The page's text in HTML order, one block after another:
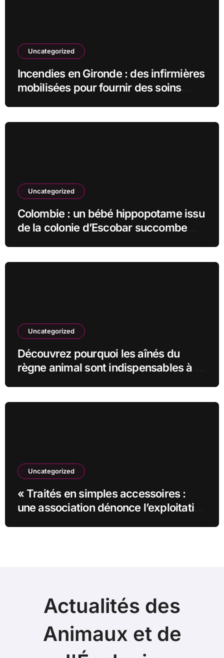
Uncategorized
Incendies en Gironde : des infirmières
mobilisées pour fournir des soins
Uncategorized
Colombie : un bébé hippopotame issu
de la colonie d’Escobar succombe
Uncategorized
Découvrez pourquoi les aînés du
règne animal sont indispensables à la
Uncategorized
« Traités en simples accessoires :
une association dénonce l’exploitation
Actualités des
Animaux et de